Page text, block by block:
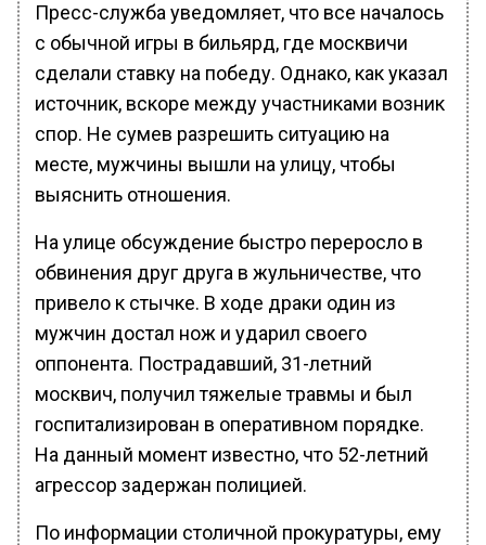
Пресс-служба уведомляет, что все началось
с обычной игры в бильярд, где москвичи
сделали ставку на победу. Однако, как указал
источник, вскоре между участниками возник
спор. Не сумев разрешить ситуацию на
месте, мужчины вышли на улицу, чтобы
выяснить отношения.
На улице обсуждение быстро переросло в
обвинения друг друга в жульничестве, что
привело к стычке. В ходе драки один из
мужчин достал нож и ударил своего
оппонента. Пострадавший, 31-летний
москвич, получил тяжелые травмы и был
госпитализирован в оперативном порядке.
На данный момент известно, что 52-летний
агрессор задержан полицией.
По информации столичной прокуратуры, ему